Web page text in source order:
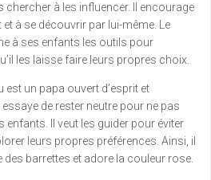
chercher à les influencer. Il encourage
et à se découvrir par lui-même. Le
à ses enfants les outils pour
les laisse faire leurs propres choix.
est un papa ouvert d’esprit et
essaye de rester neutre pour ne pas
enfants. Il veut les guider pour éviter
leurs propres préférences. Ainsi, il
barrettes et adore la couleur rose.